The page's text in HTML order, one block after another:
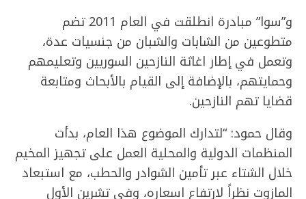
و”سوا” مبادرة انطلقت في العام 2011 تضم
متطوعين من الشابات والشبان من جنسيات عدة،
وتعمل في إطار اغاثة النازحين السوريين وتعليمهم
وحمايتهم، بالإضافة إلى القيام بالأبحاث ومتابعة
قضايا تهم النازحين.
وقال حمود: “لتدارك الموضوع هذا العام، بدأت
المنظمات الدولية والمحلية العمل على تجهيز المخيم
خلال الشتاء عبر تأمين الشوادر والحطب، مع استبعاد
المازوت نظراً لارتفاع اسعاره، وفي تشرين الأول